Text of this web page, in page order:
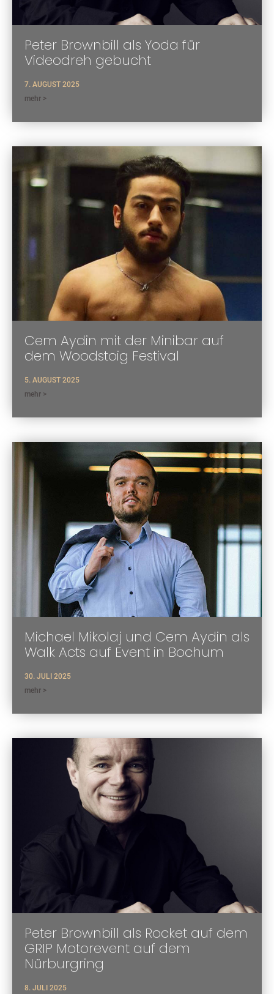
Peter Brownbill als Yoda für
Videodreh gebucht
7. AUGUST 2025
mehr >
Cem Aydin mit der Minibar auf
dem Woodstoig Festival
5. AUGUST 2025
mehr >
Michael Mikolaj und Cem Aydin als
Walk Acts auf Event in Bochum
30. JULI 2025
mehr >
Peter Brownbill als Rocket auf dem
GRIP Motorevent auf dem
Nürburgring
8. JULI 2025